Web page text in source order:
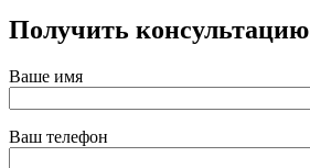
Получить консультацию
Ваше имя
Ваш телефон